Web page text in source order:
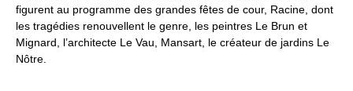
figurent au programme des grandes fêtes de cour, Racine, dont
les tragédies renouvellent le genre, les peintres Le Brun et
Mignard, l’architecte Le Vau, Mansart, le créateur de jardins Le
Nôtre.